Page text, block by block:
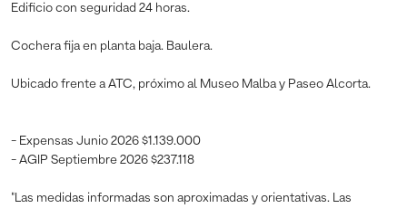
Edificio con seguridad 24 horas.
Cochera fija en planta baja. Baulera.
Ubicado frente a ATC, próximo al Museo Malba y Paseo Alcorta.
- Expensas Junio 2026 $1.139.000
- AGIP Septiembre 2026 $237.118
"Las medidas informadas son aproximadas y orientativas. Las